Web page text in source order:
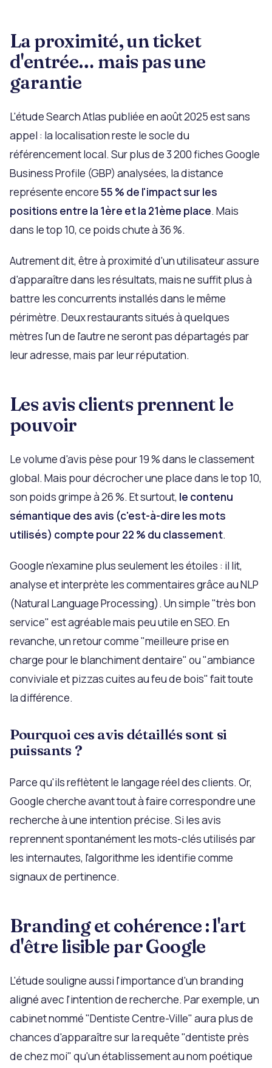
La proximité, un ticket
d'entrée… mais pas une
garantie
L'étude Search Atlas publiée en août 2025 est sans
appel : la localisation reste le socle du
référencement local. Sur plus de 3 200 fiches Google
Business Profile (GBP) analysées, la distance
représente encore55 % de l'impact sur les
positions entre la 1ère et la 21ème place. Mais
dans le top 10, ce poids chute à 36 %.
Autrement dit, être à proximité d'un utilisateur assure
d'apparaître dans les résultats, mais ne suffit plus à
battre les concurrents installés dans le même
périmètre. Deux restaurants situés à quelques
mètres l'un de l'autre ne seront pas départagés par
leur adresse, mais par leur réputation.
Les avis clients prennent le
pouvoir
Le volume d'avis pèse pour 19 % dans le classement
global. Mais pour décrocher une place dans le top 10,
son poids grimpe à 26 %. Et surtout, le contenu
sémantique des avis (c'est-à-dire les mots
utilisés) compte pour 22 % du classement.
Google n'examine plus seulement les étoiles : il lit,
analyse et interprète les commentaires grâce au NLP
(Natural Language Processing). Un simple "très bon
service" est agréable mais peu utile en SEO. En
revanche, un retour comme "meilleure prise en
charge pour le blanchiment dentaire" ou "ambiance
conviviale et pizzas cuites au feu de bois" fait toute
la différence.
Pourquoi ces avis détaillés sont si
puissants ?
Parce qu'ils reflètent le langage réel des clients. Or,
Google cherche avant tout à faire correspondre une
recherche à une intention précise. Si les avis
reprennent spontanément les mots-clés utilisés par
les internautes, l'algorithme les identifie comme
signaux de pertinence.
Branding et cohérence : l'art
d'être lisible par Google
L'étude souligne aussi l'importance d'un branding
aligné avec l'intention de recherche. Par exemple, un
cabinet nommé "Dentiste Centre-Ville" aura plus de
chances d'apparaître sur la requête "dentiste près
de chez moi" qu'un établissement au nom poétique